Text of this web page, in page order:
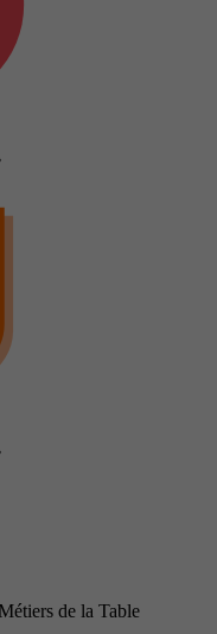
de la Table